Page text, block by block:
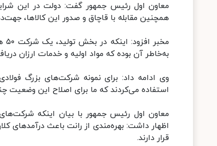
معاون اول رئیس جمهور گفت: دولت در این
همچنین مقابله با قاچاق و صدور این کالاها،
به‌خاطر آن بوده که مواد اولیه و خدمات ارزان
وی ادامه داد: برای نمونه شرکت‌های بزرگ
استفاده می‌کردند که ما برای اصلاح این وضعیت
معاون اول رئیس جمهور با بیان اینکه
اظهار داشت: بهره‌مندی از رانت باعث درآمدهای
قرار دارند.